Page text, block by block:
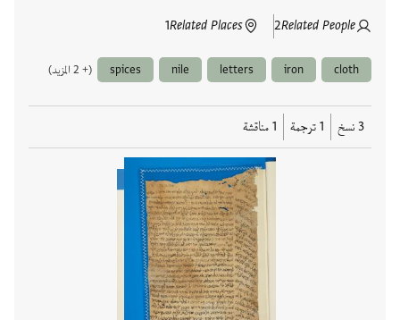
Related People
2
Related Places
1
cloth
iron
letters
nile
spices (+ 2 المزيد)
3 نسخ 1 ترجمة 1 مناقشة